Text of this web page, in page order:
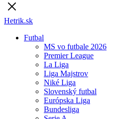
Hetrik.sk
Futbal
MS vo futbale 2026
Premier League
La Liga
Liga Majstrov
Niké Liga
Slovenský futbal
Európska Liga
Bundesliga